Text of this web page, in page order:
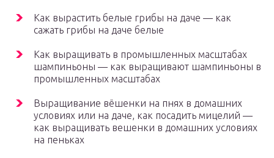
Как вырастить белые грибы на даче — как
сажать грибы на даче белые
Как выращивать в промышленных масштабах
шампиньоны — как выращивают шампиньоны в
промышленных масштабах
Выращивание вёшенки на пнях в домашних
условиях или на даче, как посадить мицелий —
как выращивать вешенки в домашних условиях
на пеньках